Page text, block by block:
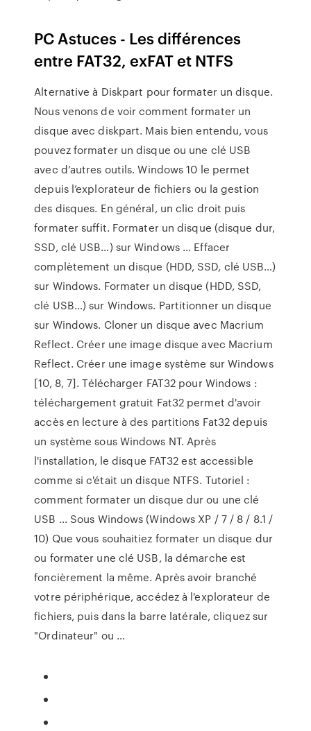
PC Astuces - Les différences
entre FAT32, exFAT et NTFS
Alternative à Diskpart pour formater un disque.
Nous venons de voir comment formater un
disque avec diskpart. Mais bien entendu, vous
pouvez formater un disque ou une clé USB
avec d’autres outils. Windows 10 le permet
depuis l’explorateur de fichiers ou la gestion
des disques. En général, un clic droit puis
formater suffit. Formater un disque (disque dur,
SSD, clé USB…) sur Windows ... Effacer
complètement un disque (HDD, SSD, clé USB…)
sur Windows. Formater un disque (HDD, SSD,
clé USB…) sur Windows. Partitionner un disque
sur Windows. Cloner un disque avec Macrium
Reflect. Créer une image disque avec Macrium
Reflect. Créer une image système sur Windows
[10, 8, 7]. Télécharger FAT32 pour Windows :
téléchargement gratuit Fat32 permet d'avoir
accès en lecture à des partitions Fat32 depuis
un système sous Windows NT. Après
l'installation, le disque FAT32 est accessible
comme si c'était un disque NTFS. Tutoriel :
comment formater un disque dur ou une clé
USB ... Sous Windows (Windows XP / 7 / 8 / 8.1 /
10) Que vous souhaitiez formater un disque dur
ou formater une clé USB, la démarche est
foncièrement la même. Après avoir branché
votre périphérique, accédez à l'explorateur de
fichiers, puis dans la barre latérale, cliquez sur
"Ordinateur" ou …